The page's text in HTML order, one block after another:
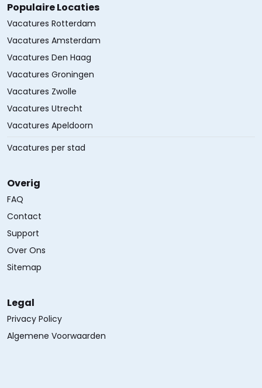
Populaire Locaties
Vacatures Rotterdam
Vacatures Amsterdam
Vacatures Den Haag
Vacatures Groningen
Vacatures Zwolle
Vacatures Utrecht
Vacatures Apeldoorn
Vacatures per stad
Overig
FAQ
Contact
Support
Over Ons
Sitemap
Legal
Privacy Policy
Algemene Voorwaarden